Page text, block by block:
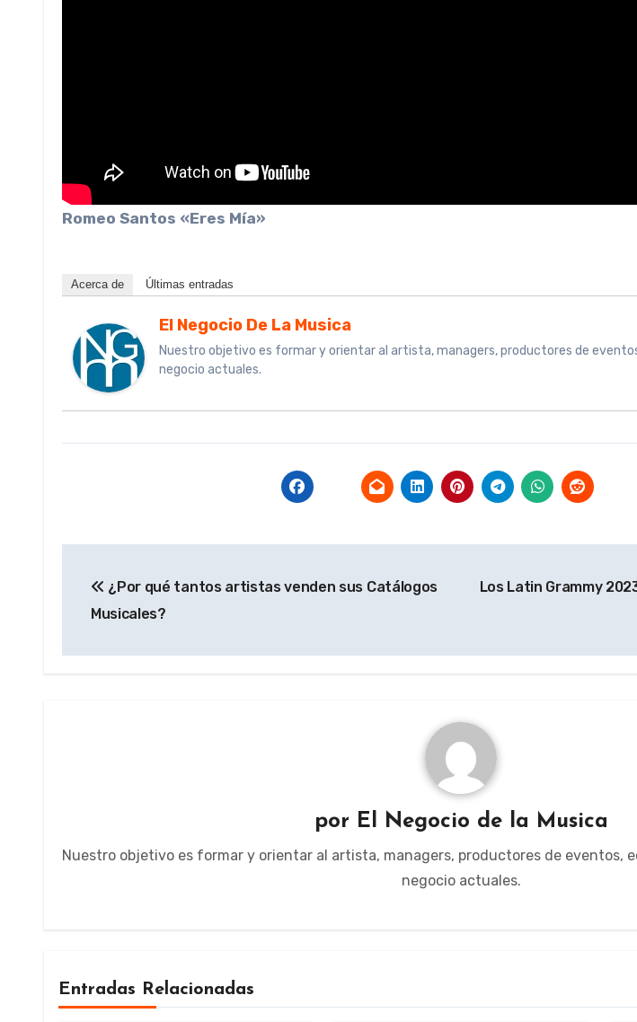
Romeo Santos «Eres Mía»
Acerca de Últimas entradas
El Negocio De La Musica
Nuestro objetivo es formar y orientar al artista, managers, productores de
negocio actuales.
de
¿Por qué tantos artistas venden sus Catálogos
Musicales?
Los Latin Grammy
por El Negocio de la Musica
Nuestro objetivo es formar y orientar al artista, managers, productores de eventos,
negocio actuales.
Entradas Relacionadas